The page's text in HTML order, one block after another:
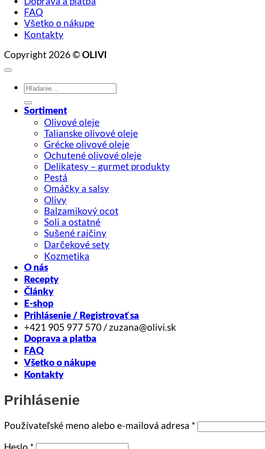
FAQ
Všetko o nákupe
Kontakty
Copyright 2026 © OLIVI
Hľadať:
Sortiment
Olivové oleje
Talianske olivové oleje
Grécke olivové oleje
Ochutené olivové oleje
Delikatesy – gurmet produkty
Pestá
Omáčky a salsy
Olivy
Balzamikový ocot
Soli a ostatné
Sušené rajčiny
Darčekové sety
Kozmetika
O nás
Recepty
Články
E-shop
Prihlásenie / Registrovať sa
+421 905 977 570 / zuzana@olivi.sk
Doprava a platba
FAQ
Všetko o nákupe
Kontakty
Prihlásenie
Používateľské meno alebo e-mailová adresa * Povinné
Heslo * Povinné